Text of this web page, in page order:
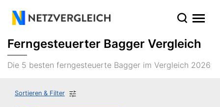
Ferngesteuerter Bagger Vergleich
Die 5 besten ferngesteuerte Bagger im Vergleich 2026
Sortieren & Filter